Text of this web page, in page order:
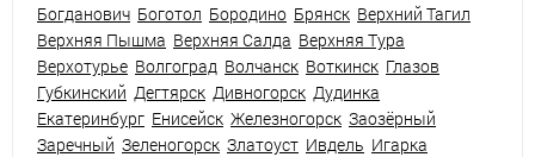
Богданович Боготол Бородино Брянск Верхний Тагил
Верхняя Пышма Верхняя Салда Верхняя Тура
Верхотурье Волгоград Волчанск Воткинск Глазов
Губкинский Дегтярск Дивногорск Дудинка
Екатеринбург Енисейск Железногорск Заозёрный
Заречный Зеленогорск Златоуст Ивдель Игарка